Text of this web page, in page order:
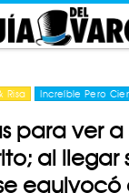
Risa Increíble Pero
para ver a
al llegar
equivocó